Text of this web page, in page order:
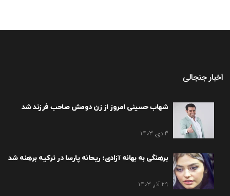
اخبار جنجالی
شهاب حسینی امروز از زن دومش صاحب فرزند شد
3 دی, 1403
برهنگی به بهانه آزادی؛ ریحانه پارسا در ترکیه برهنه شد
29 آذر, 1403